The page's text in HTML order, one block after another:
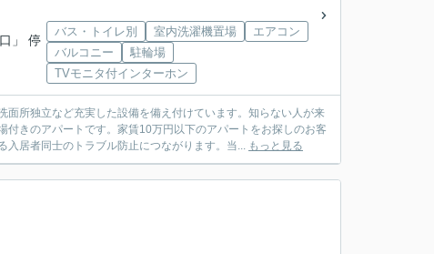
」 停
バス・トイレ別 室内洗濯機置場
エアコン
バルコニー
駐輪場
TVモニタ付インターホン
面所独立など充実した設備を備え付けています。知らない人が来
きのアパートです。家賃10万円以下のアパートをお探しのお客
入居者同士のトラブル防止につながります。当... もっと見る